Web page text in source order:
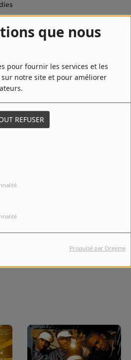
que nous
pour fournir les services et les
notre site et pour améliorer
REFUSER
Propulsé par Orejime